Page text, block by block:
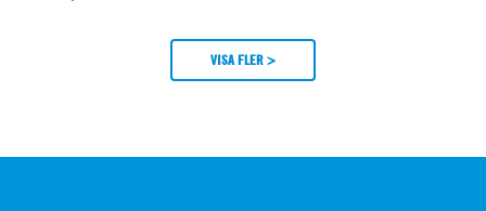
VISA FLER >